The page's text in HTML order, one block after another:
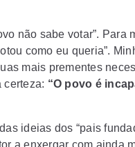
não sabe votar”. Para
como eu queria”.
mais prementes
certeza: “O povo é
ideias dos “pais
a enxergar com ainda